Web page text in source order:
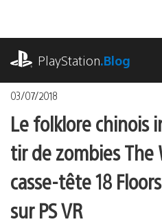
contenu
PlayStation.Blog
03/07/2018
Le folklore chinois
tir de zombies The
casse-tête 18
sur PS VR